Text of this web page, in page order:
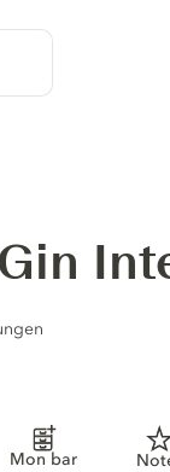
Mon bar